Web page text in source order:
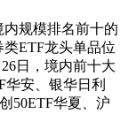
规模排名前十的
ETF龙头单品位
日，境内前十大
华安、银华日利
50ETF华夏、沪